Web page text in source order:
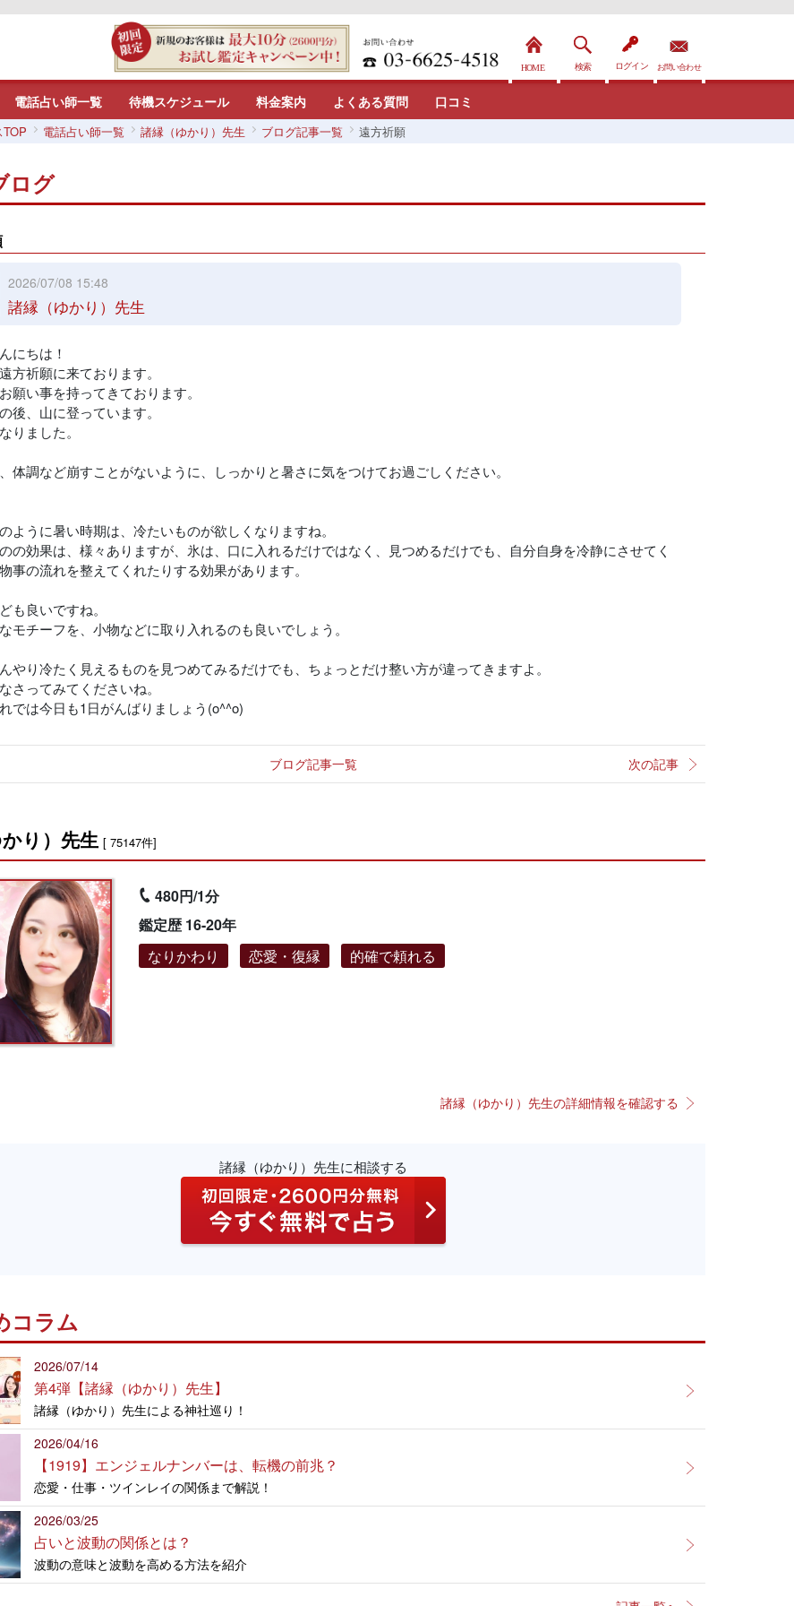
電話占い師一覧 待機スケジュール 料金案内 よくある質問 口コミ
電話占い師一覧 諸縁（ゆかり）先生 ブログ記事一覧 遠方祈願
ログ
2026/07/08 15:48
諸縁（ゆかり）先生
にちは！
方祈願に来ております。
願い事を持ってきております。
後、山に登っています。
りました。
体調など崩すことがないように、しっかりと暑さに気をつけてお過ごしください。
ように暑い時期は、冷たいものが欲しくなりますね。
の効果は、様々ありますが、氷は、口に入れるだけではなく、見つめるだけでも、自分自身を冷静にさせてく
事の流れを整えてくれたりする効果があります。
も良いですね。
モチーフを、小物などに取り入れるのも良いでしょう。
やり冷たく見えるものを見つめてみるだけでも、ちょっとだけ整い方が違ってきますよ。
さってみてくださいね。
では今日も1日がんばりましょう(o^^o)
ブログ記事一覧 次の記事
り）先生 [ 75147件]
480円/1分
鑑定歴 16-20年
なりかわり
恋愛・復縁 的確で頼れる
諸縁（ゆかり）先生の詳細情報を確認する
諸縁（ゆかり）先生に相談する
コラム
2026/07/14
第4弾【諸縁（ゆかり）先生】
諸縁（ゆかり）先生による神社巡り！
2026/04/16
【1919】エンジェルナンバーは、転機の前兆？
恋愛・仕事・ツインレイの関係まで解説！
2026/03/25
占いと波動の関係とは？
波動の意味と波動を高める方法を紹介